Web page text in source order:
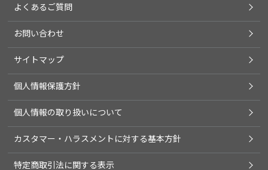
よくあるご質問
お問い合わせ
サイトマップ
個人情報保護方針
個人情報の取り扱いについて
カスタマー・ハラスメントに対する基本方針
特定商取引法に関する表示